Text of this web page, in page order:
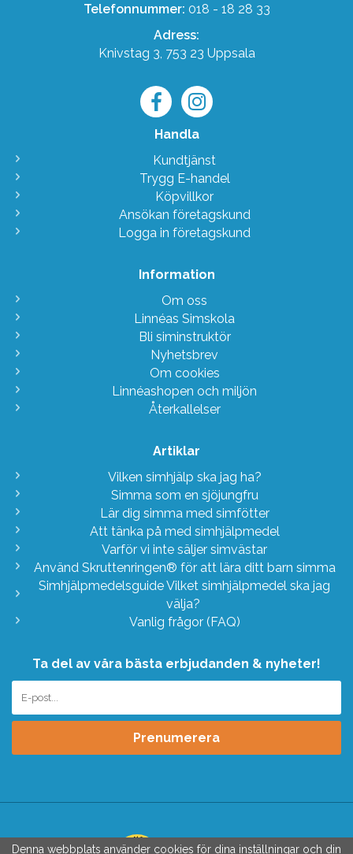
Telefonnummer: 018 - 18 28 33
Adress:
Knivstag 3, 753 23 Uppsala
Handla
Kundtjänst
Trygg E-handel
Köpvillkor
Ansökan företagskund
Logga in företagskund
Information
Om oss
Linnéas Simskola
Bli siminstruktör
Nyhetsbrev
Om cookies
Linnéashopen och miljön
Återkallelser
Artiklar
Vilken simhjälp ska jag ha?
Simma som en sjöjungfru
Lär dig simma med simfötter
Att tänka på med simhjälpmedel
Varför vi inte säljer simvästar
Använd Skruttenringen® för att lära ditt barn simma
Simhjälpmedelsguide Vilket simhjälpmedel ska jag
välja?
Vanlig frågor (FAQ)
Ta del av våra bästa erbjudanden & nyheter!
Prenumerera
Denna webbplats använder cookies för dina inställningar och din